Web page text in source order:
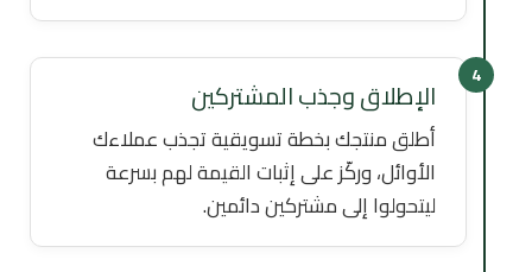
4 الإطلاق وجذب المشتركين
أطلق منتجك بخطة تسويقية تجذب عملاءك
الأوائل، وركّز على إثبات القيمة لهم بسرعة
ليتحولوا إلى مشتركين دائمين.